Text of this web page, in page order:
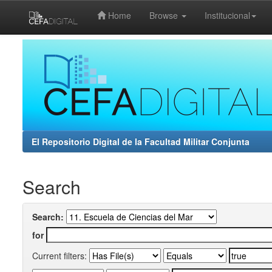
Home Browse Institucional
El Repositorio Digital de la Facultad Militar Conjunta
Search
Search:
for
Current filters: